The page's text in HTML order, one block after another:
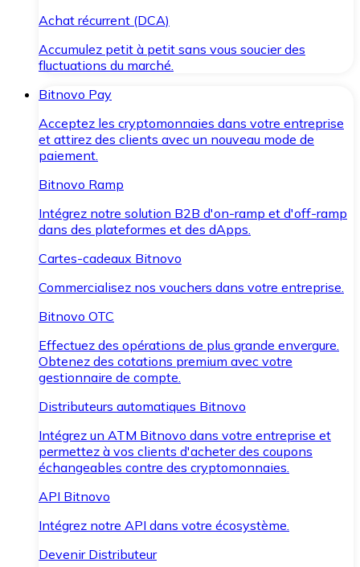
Achat récurrent (DCA)
Accumulez petit à petit sans vous soucier des
fluctuations du marché.
Bitnovo Pay
Acceptez les cryptomonnaies dans votre entreprise
et attirez des clients avec un nouveau mode de
paiement.
Bitnovo Ramp
Intégrez notre solution B2B d'on-ramp et d'off-ramp
dans des plateformes et des dApps.
Cartes-cadeaux Bitnovo
Commercialisez nos vouchers dans votre entreprise.
Bitnovo OTC
Effectuez des opérations de plus grande envergure.
Obtenez des cotations premium avec votre
gestionnaire de compte.
Distributeurs automatiques Bitnovo
Intégrez un ATM Bitnovo dans votre entreprise et
permettez à vos clients d'acheter des coupons
échangeables contre des cryptomonnaies.
API Bitnovo
Intégrez notre API dans votre écosystème.
Devenir Distributeur